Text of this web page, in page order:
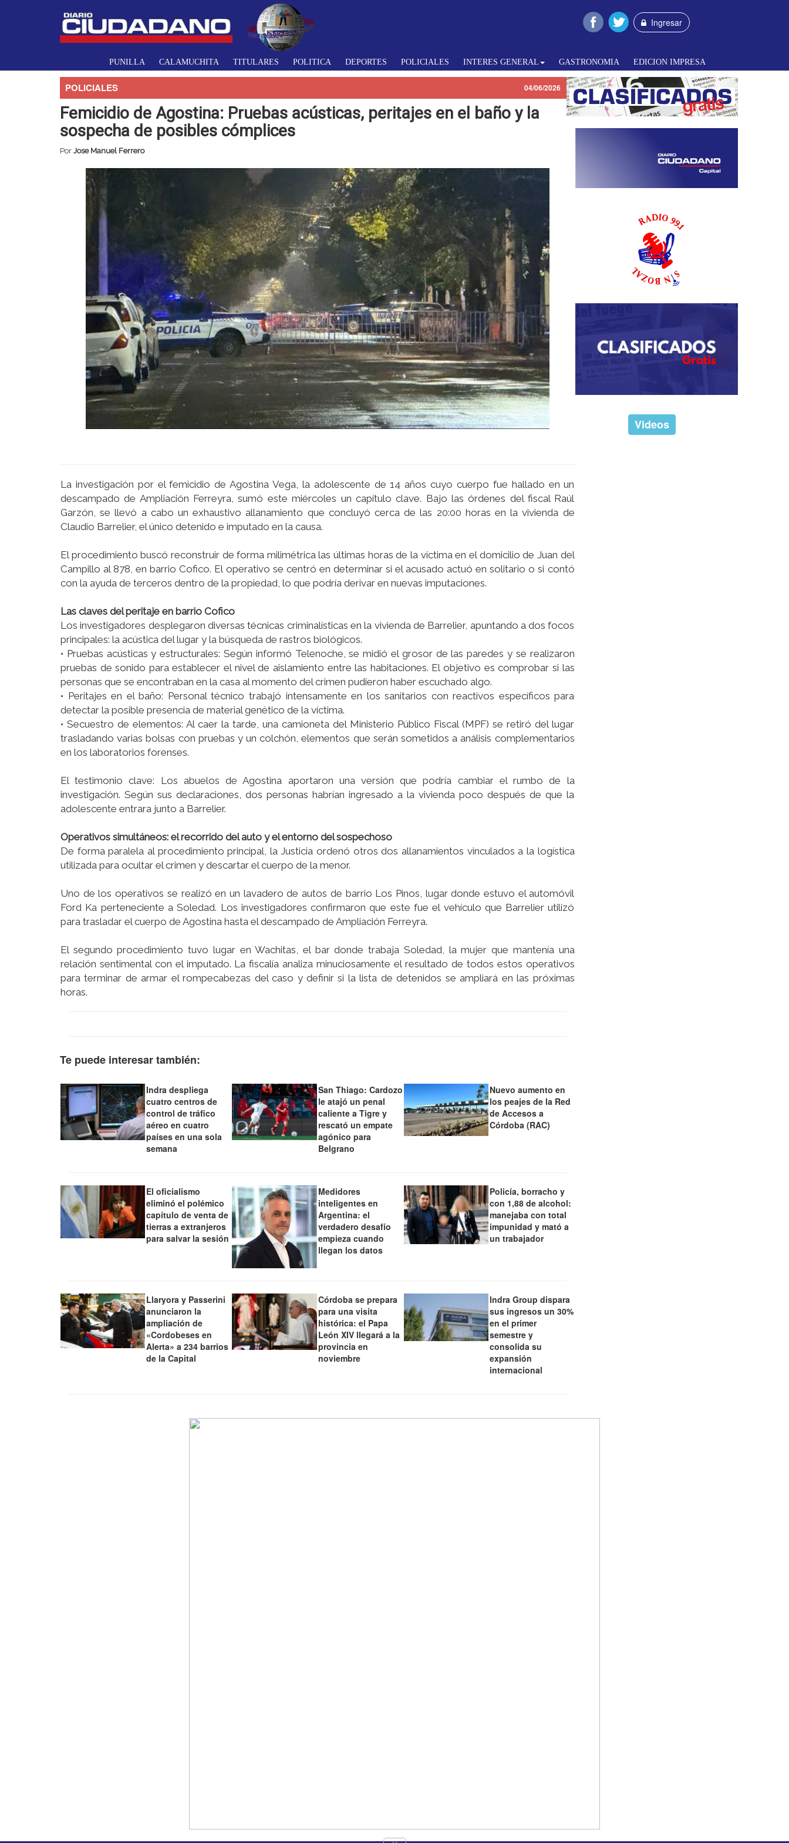
Ingresar
PUNILLA CALAMUCHITA TITULARES POLITICA DEPORTES POLICIALES INTERES GENERAL GASTRONOMIA EDICION IMPRESA
POLICIALES 04/06/2026
Femicidio de Agostina: Pruebas acústicas, peritajes en el baño y la
sospecha de posibles cómplices
Por Jose Manuel Ferrero
La investigación por el femicidio de Agostina Vega, la adolescente de 14 años cuyo cuerpo fue hallado en un
descampado de Ampliación Ferreyra, sumó este miércoles un capítulo clave. Bajo las órdenes del fiscal Raúl
Garzón, se llevó a cabo un exhaustivo allanamiento que concluyó cerca de las 20:00 horas en la vivienda de
Claudio Barrelier, el único detenido e imputado en la causa.
El procedimiento buscó reconstruir de forma milimétrica las últimas horas de la víctima en el domicilio de Juan del
Campillo al 878, en barrio Cofico. El operativo se centró en determinar si el acusado actuó en solitario o si contó
con la ayuda de terceros dentro de la propiedad, lo que podría derivar en nuevas imputaciones.
Las claves del peritaje en barrio Cofico
Los investigadores desplegaron diversas técnicas criminalísticas en la vivienda de Barrelier, apuntando a dos focos
principales: la acústica del lugar y la búsqueda de rastros biológicos.
• Pruebas acústicas y estructurales: Según informó Telenoche, se midió el grosor de las paredes y se realizaron
pruebas de sonido para establecer el nivel de aislamiento entre las habitaciones. El objetivo es comprobar si las
personas que se encontraban en la casa al momento del crimen pudieron haber escuchado algo.
• Peritajes en el baño: Personal técnico trabajó intensamente en los sanitarios con reactivos específicos para
detectar la posible presencia de material genético de la víctima.
• Secuestro de elementos: Al caer la tarde, una camioneta del Ministerio Público Fiscal (MPF) se retiró del lugar
trasladando varias bolsas con pruebas y un colchón, elementos que serán sometidos a análisis complementarios
en los laboratorios forenses.
El testimonio clave: Los abuelos de Agostina aportaron una versión que podría cambiar el rumbo de la
investigación. Según sus declaraciones, dos personas habrían ingresado a la vivienda poco después de que la
adolescente entrara junto a Barrelier.
Operativos simultáneos: el recorrido del auto y el entorno del sospechoso
De forma paralela al procedimiento principal, la Justicia ordenó otros dos allanamientos vinculados a la logística
utilizada para ocultar el crimen y descartar el cuerpo de la menor.
Uno de los operativos se realizó en un lavadero de autos de barrio Los Pinos, lugar donde estuvo el automóvil
Ford Ka perteneciente a Soledad. Los investigadores confirmaron que este fue el vehículo que Barrelier utilizó
para trasladar el cuerpo de Agostina hasta el descampado de Ampliación Ferreyra.
El segundo procedimiento tuvo lugar en Wachitas, el bar donde trabaja Soledad, la mujer que mantenía una
relación sentimental con el imputado. La fiscalía analiza minuciosamente el resultado de todos estos operativos
para terminar de armar el rompecabezas del caso y definir si la lista de detenidos se ampliará en las próximas
horas.
Te puede interesar también:
Indra despliega
cuatro centros de
control de tráfico
aéreo en cuatro
países en una sola
semana
San Thiago: Cardozo
le atajó un penal
caliente a Tigre y
rescató un empate
agónico para
Belgrano
Nuevo aumento en
los peajes de la Red
de Accesos a
Córdoba (RAC)
El oficialismo
eliminó el polémico
capítulo de venta de
tierras a extranjeros
para salvar la sesión
Medidores
inteligentes en
Argentina: el
verdadero desafío
empieza cuando
llegan los datos
Policía, borracho y
con 1,88 de alcohol:
manejaba con total
impunidad y mató a
un trabajador
Llaryora y Passerini
anunciaron la
ampliación de
«Cordobeses en
Alerta» a 234 barrios
de la Capital
Córdoba se prepara
para una visita
histórica: el Papa
León XIV llegará a la
provincia en
noviembre
Indra Group dispara
sus ingresos un 30%
en el primer
semestre y
consolida su
expansión
internacional
Videos